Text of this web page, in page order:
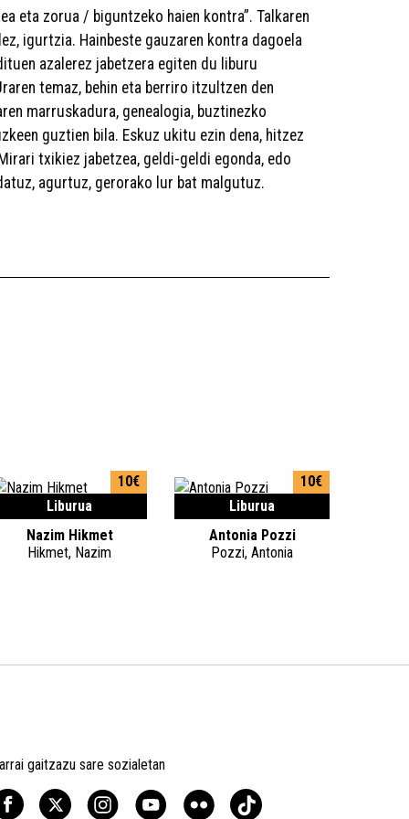
eta zorua / biguntzeko haien kontra”. Talkaren
igurtzia. Hainbeste gauzaren kontra dagoela
azalerez jabetzera egiten du liburu
temaz, behin eta berriro itzultzen den
marruskadura, genealogia, buztinezko
guztien bila. Eskuz ukitu ezin dena, hitzez
txikiez jabetzea, geldi-geldi egonda, edo
agurtuz, gerorako lur bat malgutuz.
Liburua
10€
Nazim Hikmet
Hikmet, Nazim
Liburua
10€
Antonia Pozzi
Pozzi, Antonia
gaitzazu sare sozialetan